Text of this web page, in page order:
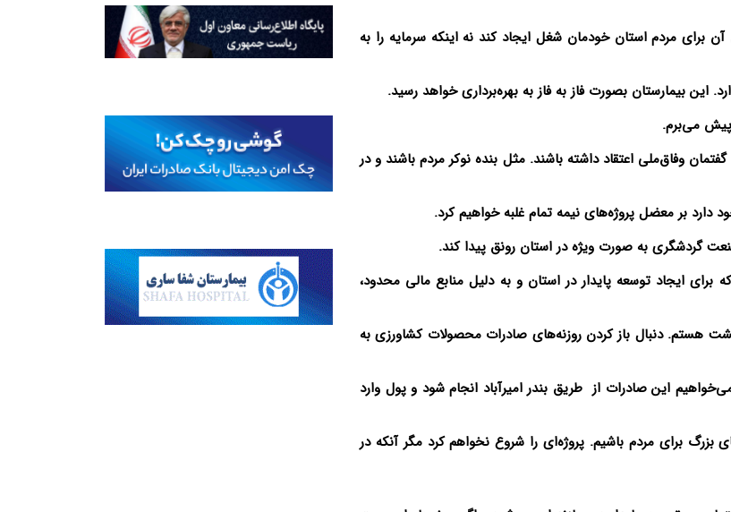
برای مردم استان خودمان شغل ایجاد کند نه اینکه سرمایه را به
پیش می‌برم.
وفاق‌ملی اعتقاد داشته باشند. مثل بنده نوکر مردم باشند و در
دارد بر معضل پروژه‌های نیمه تمام غلبه خواهیم کرد.
گردشگری به صورت ویژه در استان رونق پیدا کند.
توسعه پایدار در استان و به دلیل منابع مالی محدود،
هستم. دنبال باز کردن روزنه‌های صادرات محصولات کشاورزی به
این صادرات از طریق بندر امیرآباد انجام شود و پول وارد
برای مردم باشیم. پروژه‌ای را شروع نخواهم کرد مگر آنکه در